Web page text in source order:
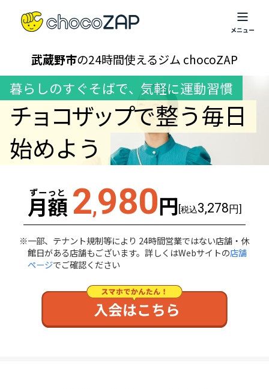
武蔵野市の24時間使えるジム chocoZAP
暮らしのすぐそばで、 気軽に運動習慣
チョコザップで整う毎日
始めよう
ずーっと
月額 2,980円[税込3,278円]
一部、テナント規制等により 24時間営業ではない店舗・休
館日がある店舗もございます。詳しくはWebサイトの店舗
ページでご確認ください